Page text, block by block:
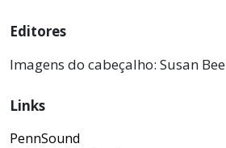
Editores
Imagens do cabeçalho: Susan Bee
Links
PennSound